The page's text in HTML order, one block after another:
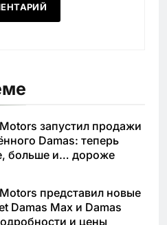
запустил продажи
Damas: теперь
больше и… дороже
представил новые
Damas Max и Damas
и цены